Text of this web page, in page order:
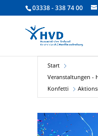
03338 - 338 74 00
Start
Veranstaltungen -
Konfetti